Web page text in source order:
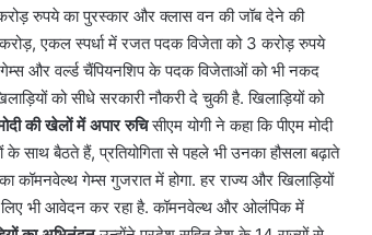
रुपये का पुरस्कार और क्लास वन की जॉब देने की
एकल स्पर्धा में रजत पदक विजेता को 3 करोड़ रुपये
और वर्ल्ड चैंपियनशिप के पदक विजेताओं को भी नकद
को सीधे सरकारी नौकरी दे चुकी है. खिलाड़ियों को
की खेलों में अपार रुचिसीएम योगी ने कहा कि पीएम मोदी
साथ बैठते हैं, प्रतियोगिता से पहले भी उनका हौसला बढ़ाते
कॉमनवेल्थ गेम्स गुजरात में होगा. हर राज्य और खिलाड़ियों
भी आवेदन कर रहा है. कॉमनवेल्थ और ओलंपिक में
में
स्पिरिचुअल
टूरिज्म